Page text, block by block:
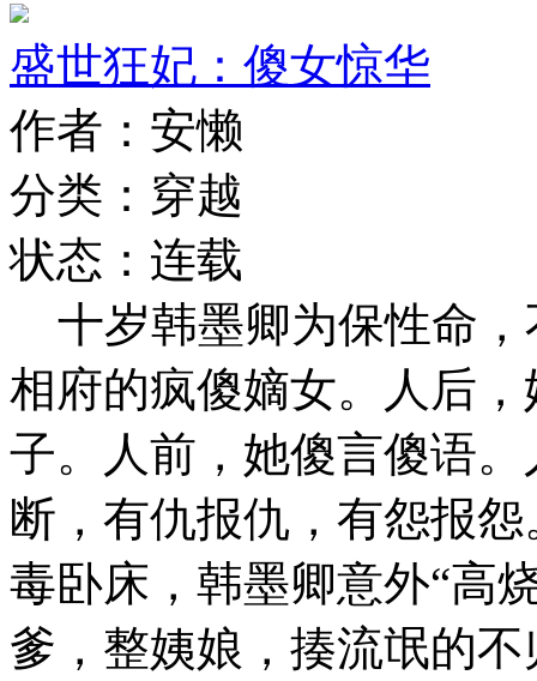
盛世狂妃：傻女惊华
作者：安懒
分类：穿越
状态：连载
十岁韩墨卿为保性命，
相府的疯傻嫡女。人后
子。人前，她傻言傻语
断，有仇报仇，有怨报
毒卧床，韩墨卿意外“高
爹，整姨娘，揍流氓的